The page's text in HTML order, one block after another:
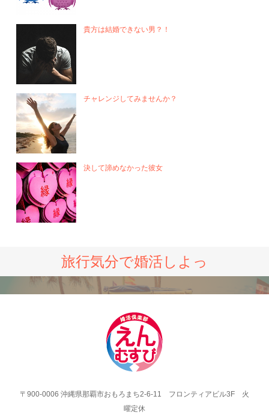
貴方は結婚できない男？！
チャレンジしてみませんか？
決して諦めなかった彼女
旅行気分で婚活しよっ
〒900-0006 沖縄県那覇市おもろまち2-6-11 フロンティアビル3F 火
曜定休